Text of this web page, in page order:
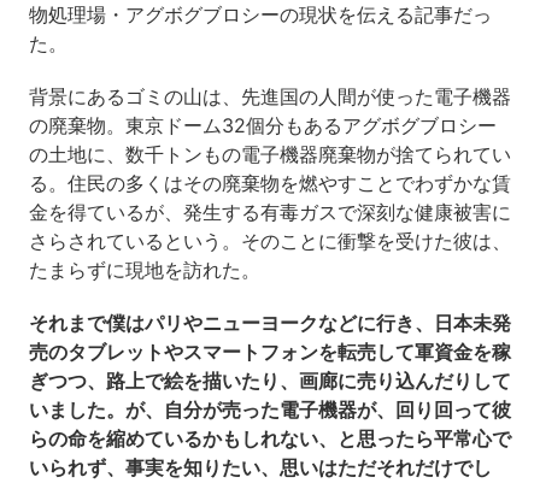
物処理場・アグボグブロシーの現状を伝える記事だっ
た。
背景にあるゴミの山は、先進国の人間が使った電子機器
の廃棄物。東京ドーム32個分もあるアグボグブロシー
の土地に、数千トンもの電子機器廃棄物が捨てられてい
る。住民の多くはその廃棄物を燃やすことでわずかな賃
金を得ているが、発生する有毒ガスで深刻な健康被害に
さらされているという。そのことに衝撃を受けた彼は、
たまらずに現地を訪れた。
それまで僕はパリやニューヨークなどに行き、日本未発
売のタブレットやスマートフォンを転売して軍資金を稼
ぎつつ、路上で絵を描いたり、画廊に売り込んだりして
いました。が、自分が売った電子機器が、回り回って彼
らの命を縮めているかもしれない、と思ったら平常心で
いられず、事実を知りたい、思いはただそれだけでし